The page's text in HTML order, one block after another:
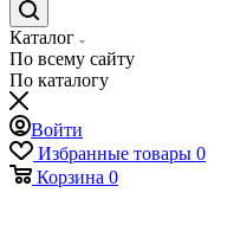
Каталог
По всему сайту
По каталогу
Войти
Избранные товары 0
Корзина 0